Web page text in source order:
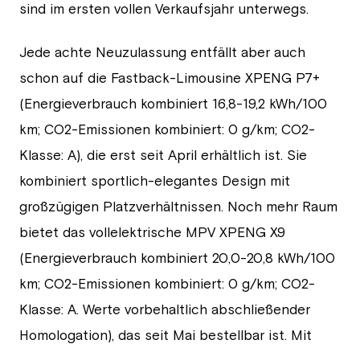
sind im ersten vollen Verkaufsjahr unterwegs.
Jede achte Neuzulassung entfällt aber auch
schon auf die Fastback-Limousine XPENG P7+
(Energieverbrauch kombiniert 16,8-19,2 kWh/100
km; CO2-Emissionen kombiniert: 0 g/km; CO2-
Klasse: A), die erst seit April erhältlich ist. Sie
kombiniert sportlich-elegantes Design mit
großzügigen Platzverhältnissen. Noch mehr Raum
bietet das vollelektrische MPV XPENG X9
(Energieverbrauch kombiniert 20,0-20,8 kWh/100
km; CO2-Emissionen kombiniert: 0 g/km; CO2-
Klasse: A. Werte vorbehaltlich abschließender
Homologation), das seit Mai bestellbar ist. Mit